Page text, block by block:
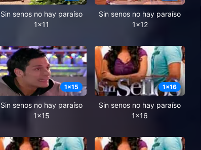
Sin senos no hay paraíso
1x11
Sin senos no hay paraíso
1x12
1x15
Sin senos no hay paraíso
1x15
1x16
Sin senos no hay paraíso
1x16